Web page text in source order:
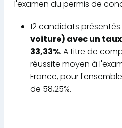
l'examen du permis de
12 candidats
voiture) avec un
33,33%. A titre de
réussite moyen à
France, pour
de 58,25%.